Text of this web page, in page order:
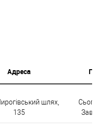
Адреса
шлях,
135